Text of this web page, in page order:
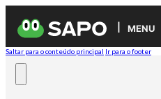
MENU
Saltar para o conteúdo principal Ir para o footer